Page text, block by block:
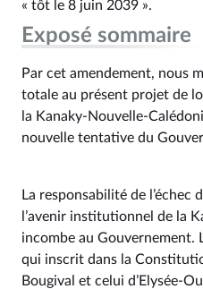
« tôt le 8 juin 2039 ».
Exposé sommaire
Par cet amendement, nous
totale au présent projet de
la Kanaky-Nouvelle-
nouvelle tentative du
La responsabilité de l’échec
l’avenir institutionnel de la
incombe au Gouvernement.
qui inscrit dans la
Bougival et celui d’Elysée-